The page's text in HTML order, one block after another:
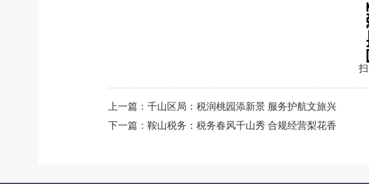
上一篇： 千山区局：税润桃园添新景 服务护航文旅兴
下一篇： 鞍山税务：税务春风千山秀 合规经营梨花香